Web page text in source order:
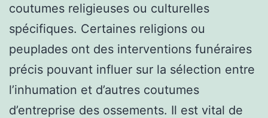
coutumes religieuses ou culturelles
spécifiques. Certaines religions ou
peuplades ont des interventions funéraires
précis pouvant influer sur la sélection entre
l’inhumation et d’autres coutumes
d’entreprise des ossements. Il est vital de